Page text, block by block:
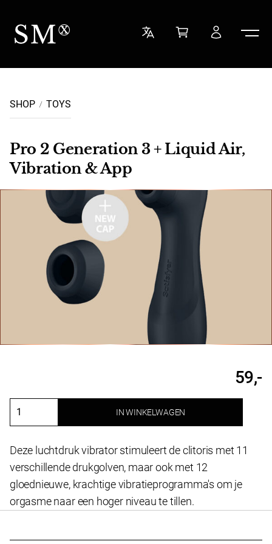
Sensual Minded
SHOP TOYS
Pro 2 Generation 3 + Liquid Air,
Vibration & App
Deze luchtdruk vibrator stimuleert de clitoris met 11
verschillende drukgolven, maar ook met 12
gloednieuwe, krachtige vibratieprogramma's om je
orgasme naar een hoger niveau te tillen.
59,-
Pro
Generation
Liquid
Air,
IN WINKELWAGEN